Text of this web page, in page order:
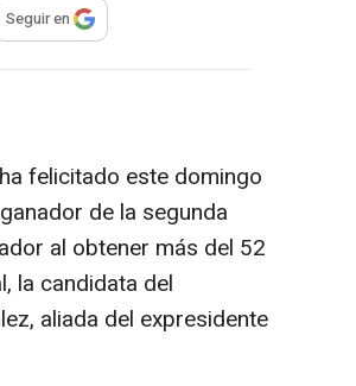
para compartir
Seguir en
felicitado este domingo
de la segunda
al obtener más del 52
la candidata del
aliada del expresidente